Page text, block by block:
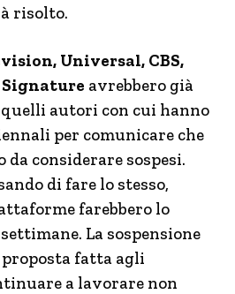
risolto.
Universal, CBS,
Signature avrebbero già
autori con cui hanno
per comunicare che
da considerare sospesi.
di fare lo stesso,
farebbero lo
La sospensione
proposta fatta agli
a lavorare non